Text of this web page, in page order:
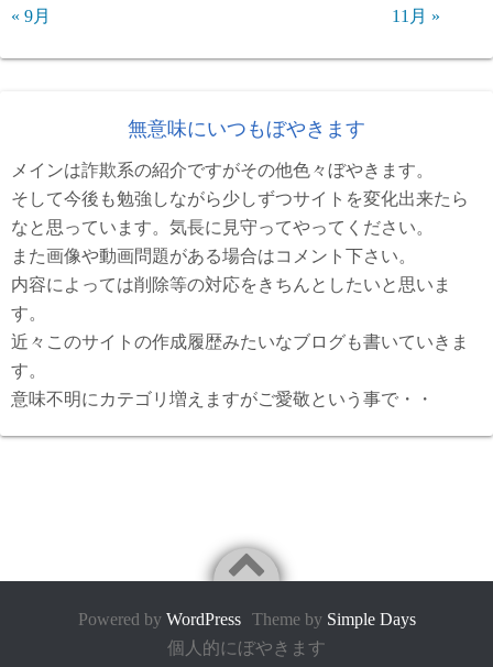
« 9月 11月 »
無意味にいつもぼやきます
メインは詐欺系の紹介ですがその他色々ぼやきます。
そして今後も勉強しながら少しずつサイトを変化出来たら
なと思っています。気長に見守ってやってください。
また画像や動画問題がある場合はコメント下さい。
内容によっては削除等の対応をきちんとしたいと思いま
す。
近々このサイトの作成履歴みたいなブログも書いていきま
す。
意味不明にカテゴリ増えますがご愛敬という事で・・
Powered by WordPress Theme by Simple Days
個人的にぼやきます